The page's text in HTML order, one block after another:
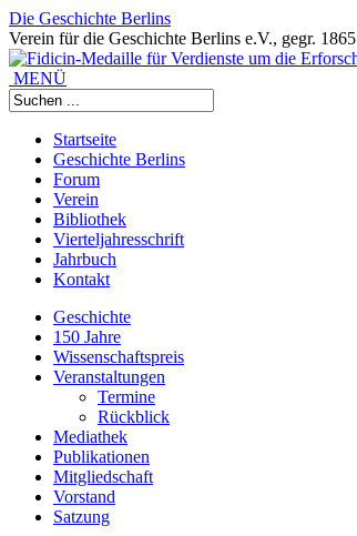
Die Geschichte Berlins
Verein für die Geschichte Berlins e.V., gegr. 1865
MENÜ
Startseite
Geschichte Berlins
Forum
Verein
Bibliothek
Vierteljahresschrift
Jahrbuch
Kontakt
Geschichte
150 Jahre
Wissenschaftspreis
Veranstaltungen
Termine
Rückblick
Mediathek
Publikationen
Mitgliedschaft
Vorstand
Satzung